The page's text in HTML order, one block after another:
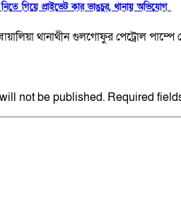
গিয়ে প্রাইভেট কার ভাঙচুর, থানায় অভিযোগ
থানাথীন গুলগোফুর পেট্রোল
not be published. Required